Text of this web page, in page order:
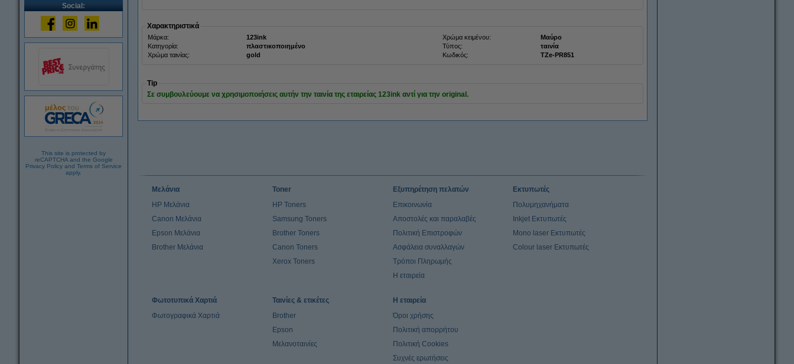
Social:
This site is protected by
reCAPTCHA and the Google
Privacy Policy and Terms of Service
apply.
Χαρακτηριστικά
Μάρκα: 123ink Χρώμα κειμένου:
Μαύρο
Κατηγορία:
πλαστικοποιημένο Τύπος:
ταινία
Χρώμα ταινίας:
gold Κωδικός: TZe-PR851
Tip
Σε συμβουλεύουμε να χρησιμοποιήσεις αυτήν την ταινία της εταιρείας 123ink αντί για την original.
Μελάνια
HP Μελάνια
Canon Μελάνια
Epson Μελάνια
Brother Μελάνια
Toner
HP Toners
Samsung Toners
Brother Toners
Canon Toners
Xerox Toners
Εξυπηρέτηση πελατών
Επικοινωνία
Αποστολές και παραλαβές
Πολιτική Επιστροφών
Ασφάλεια συναλλαγών
Τρόποι Πληρωμής
Η εταιρεία
Εκτυπωτές
Πολυμηχανήματα
Inkjet Εκτυπωτές
Mono laser Εκτυπωτές
Colour laser Εκτυπωτές
Φωτοτυπικά Χαρτιά
Φωτογραφικά Χαρτιά
Ταινίες & ετικέτες
Brother
Epson
Μελανοταινίες
Η εταιρεία
Όροι χρήσης
Πολιτική απορρήτου
Πολιτική Cookies
Συχνές ερωτήσεις